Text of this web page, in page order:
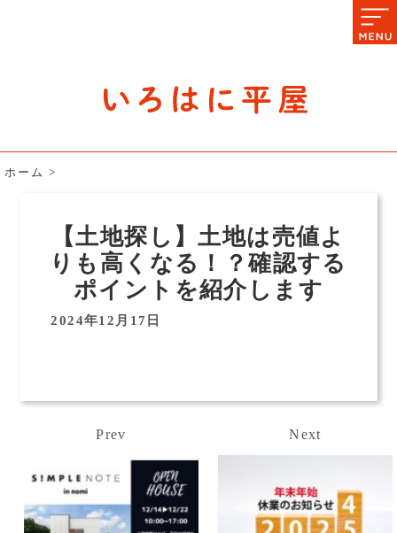
ホーム >
【土地探し】土地は売値よ
りも高くなる！？確認する
ポイントを紹介します
2024年12月17日
Prev Next